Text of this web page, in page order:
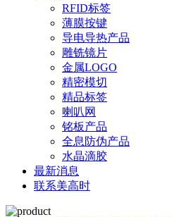
RFID标签
薄膜按键
导电导热产品
雕铣镜片
金属LOGO
精密模切
精品标签
喇叭网
铭板产品
全息防伪产品
水晶滴胶
最新消息
联系美高时